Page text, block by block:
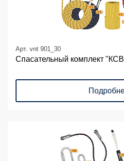
Арт. vnt 901_30
Спасательный комплект